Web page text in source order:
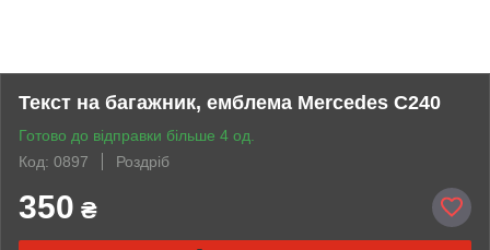
Текст на багажник, емблема Mercedes C240
Готово до відправки більше 4 од.
Код: 0897
Роздріб
350 ₴